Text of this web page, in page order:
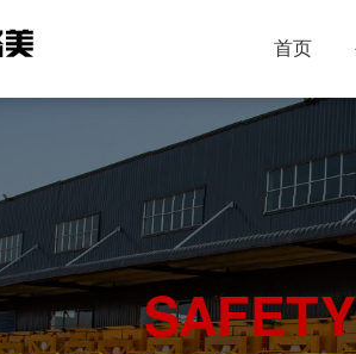
首页